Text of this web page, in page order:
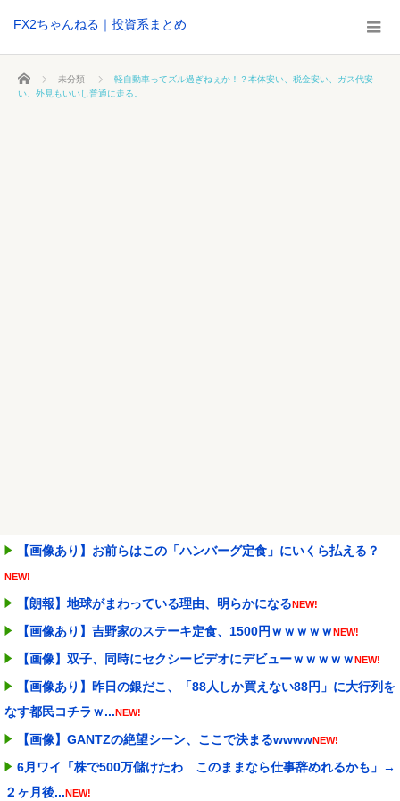
FX2ちゃんねる｜投資系まとめ
ホーム 未分類
軽自動車ってズル過ぎねぇか！？本体安い、税金安い、ガス代安
い、外見もいいし普通に走る。
【画像あり】お前らはこの「ハンバーグ定食」にいくら払える？
NEW!
【朗報】地球がまわっている理由、明らかになるNEW!
【画像あり】吉野家のステーキ定食、1500円ｗｗｗｗｗNEW!
【画像】双子、同時にセクシービデオにデビューｗｗｗｗｗNEW!
【画像あり】昨日の銀だこ、「88人しか買えない88円」に大行列を
なす都民コチラｗ...NEW!
【画像】GANTZの絶望シーン、ここで決まるwwwwNEW!
6月ワイ「株で500万儲けたわ このままなら仕事辞めれるかも」→
２ヶ月後...NEW!